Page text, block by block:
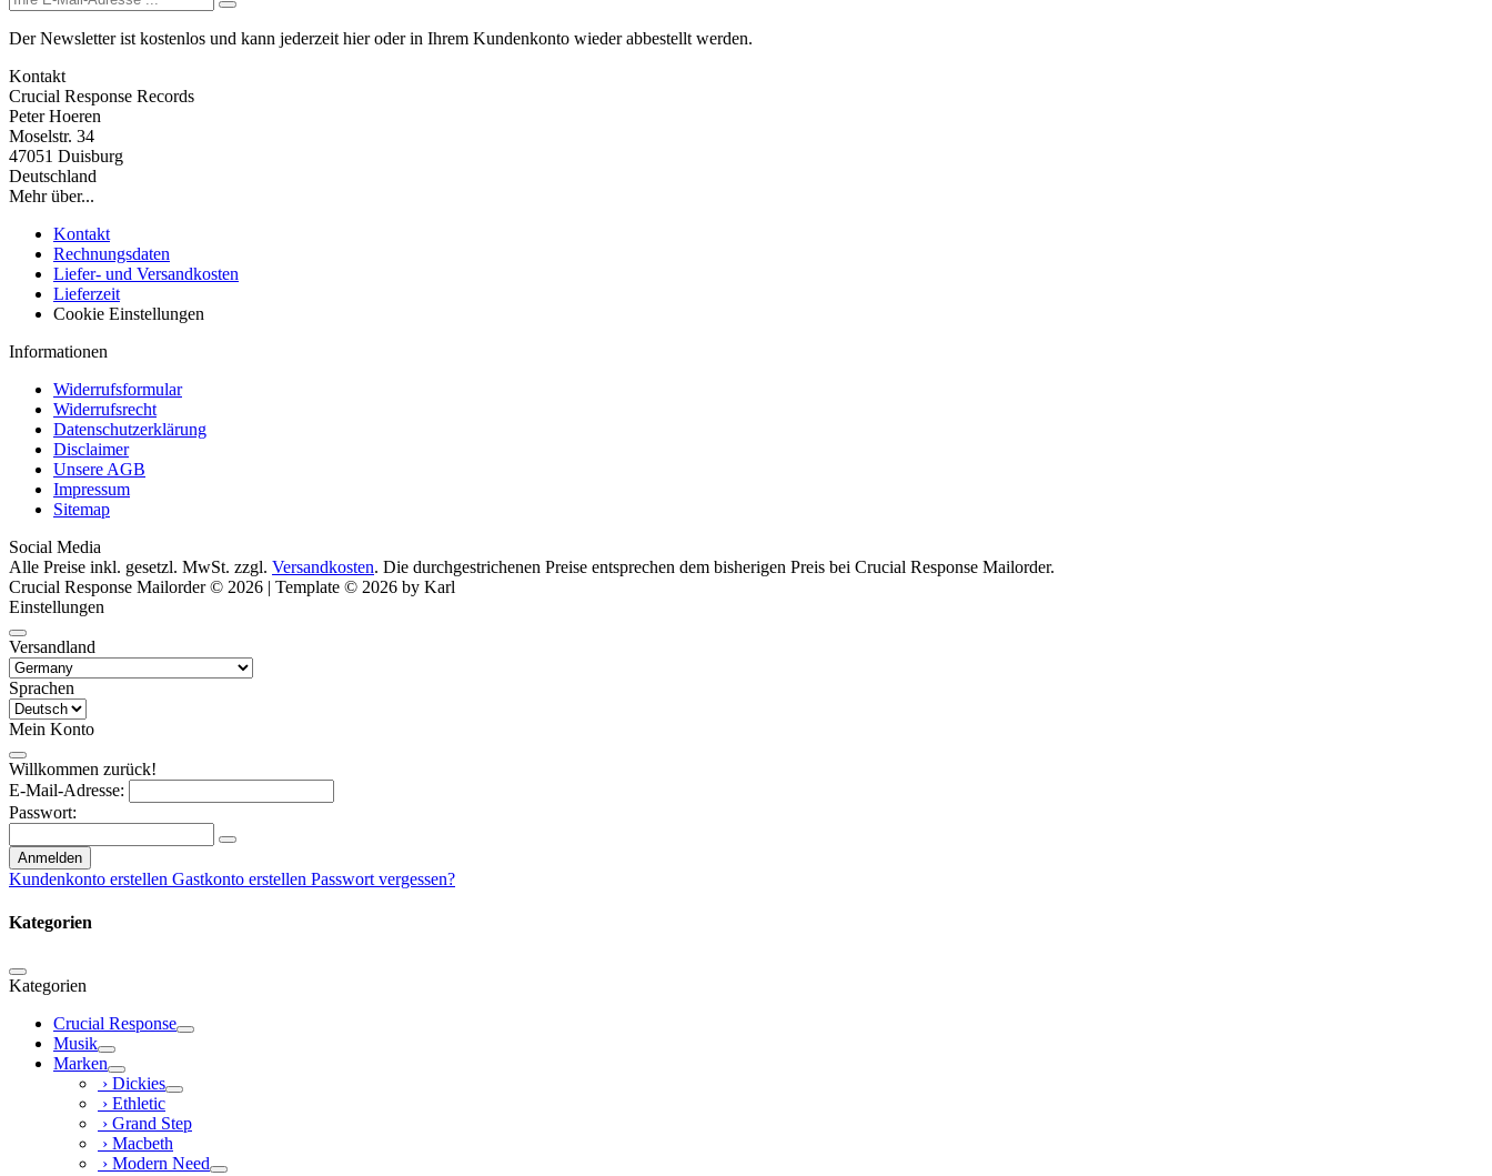
Der Newsletter ist kostenlos und kann jederzeit hier oder in Ihrem Kundenkonto wieder abbestellt werden.
Kontakt
Crucial Response Records
Peter Hoeren
Moselstr. 34
47051 Duisburg
Deutschland
Mehr über...
Kontakt
Rechnungsdaten
Liefer- und Versandkosten
Lieferzeit
Cookie Einstellungen
Informationen
Widerrufsformular
Widerrufsrecht
Datenschutzerklärung
Disclaimer
Unsere AGB
Impressum
Sitemap
Social Media
Alle Preise inkl. gesetzl. MwSt. zzgl. Versandkosten. Die durchgestrichenen Preise entsprechen dem bisherigen Preis bei Crucial Response Mailorder.
Crucial Response Mailorder © 2026 | Template © 2026 by Karl
Einstellungen
Versandland
Sprachen
Mein Konto
Willkommen zurück!
E-Mail-Adresse:
Passwort:
Anmelden
Kundenkonto erstellen Gastkonto erstellen Passwort vergessen?
Kategorien
Kategorien
Crucial Response
Musik
Marken
› Dickies
› Ethletic
› Grand Step
› Macbeth
› Modern Need